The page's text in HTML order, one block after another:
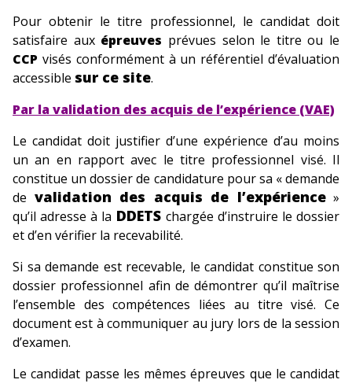
Pour obtenir le titre professionnel, le candidat doit
satisfaire aux épreuves prévues selon le titre ou le
CCP visés conformément à un référentiel d’évaluation
accessible sur ce site.
Par la validation des acquis de l’expérience (VAE)
Le candidat doit justifier d’une expérience d’au moins
un an en rapport avec le titre professionnel visé. Il
constitue un dossier de candidature pour sa « demande
de validation des acquis de l’expérience»
qu’il adresse à la DDETS chargée d’instruire le dossier
et d’en vérifier la recevabilité.
Si sa demande est recevable, le candidat constitue son
dossier professionnel afin de démontrer qu’il maîtrise
l’ensemble des compétences liées au titre visé. Ce
document est à communiquer au jury lors de la session
d’examen.
Le candidat passe les mêmes épreuves que le candidat